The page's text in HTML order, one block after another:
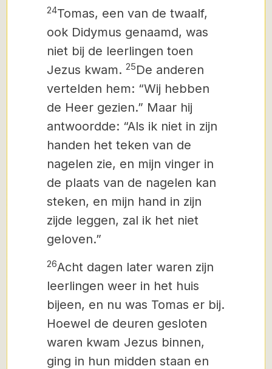
24Tomas, een van de twaalf,
ook Didymus genaamd, was
niet bij de leerlingen toen
Jezus kwam. 25De anderen
vertelden hem: “Wij hebben
de Heer gezien.” Maar hij
antwoordde: “Als ik niet in zijn
handen het teken van de
nagelen zie, en mijn vinger in
de plaats van de nagelen kan
steken, en mijn hand in zijn
zijde leggen, zal ik het niet
geloven.”
26Acht dagen later waren zijn
leerlingen weer in het huis
bijeen, en nu was Tomas er bij.
Hoewel de deuren gesloten
waren kwam Jezus binnen,
ging in hun midden staan en